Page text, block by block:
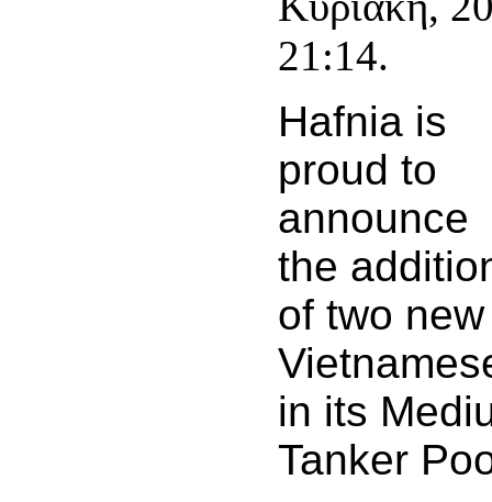
21:14.
Hafnia is
proud to
announce
the
of two new
in its
Tanker